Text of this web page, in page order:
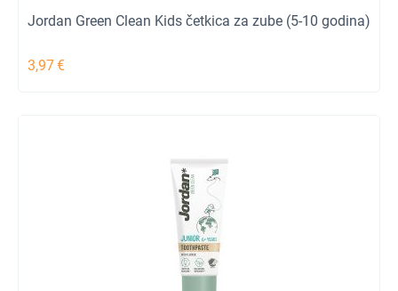
Jordan Green Clean Kids četkica za zube (5-10 godina)
3,97€